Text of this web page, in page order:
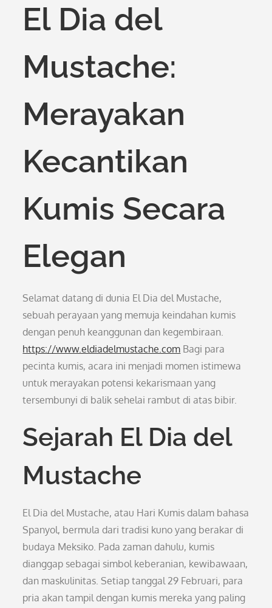
El Dia del
Mustache:
Merayakan
Kecantikan
Kumis Secara
Elegan
Selamat datang di dunia El Dia del Mustache,
sebuah perayaan yang memuja keindahan kumis
dengan penuh keanggunan dan kegembiraan.
https://www.eldiadelmustache.com Bagi para
pecinta kumis, acara ini menjadi momen istimewa
untuk merayakan potensi kekarismaan yang
tersembunyi di balik sehelai rambut di atas bibir.
Sejarah El Dia del
Mustache
El Dia del Mustache, atau Hari Kumis dalam bahasa
Spanyol, bermula dari tradisi kuno yang berakar di
budaya Meksiko. Pada zaman dahulu, kumis
dianggap sebagai simbol keberanian, kewibawaan,
dan maskulinitas. Setiap tanggal 29 Februari, para
pria akan tampil dengan kumis mereka yang paling